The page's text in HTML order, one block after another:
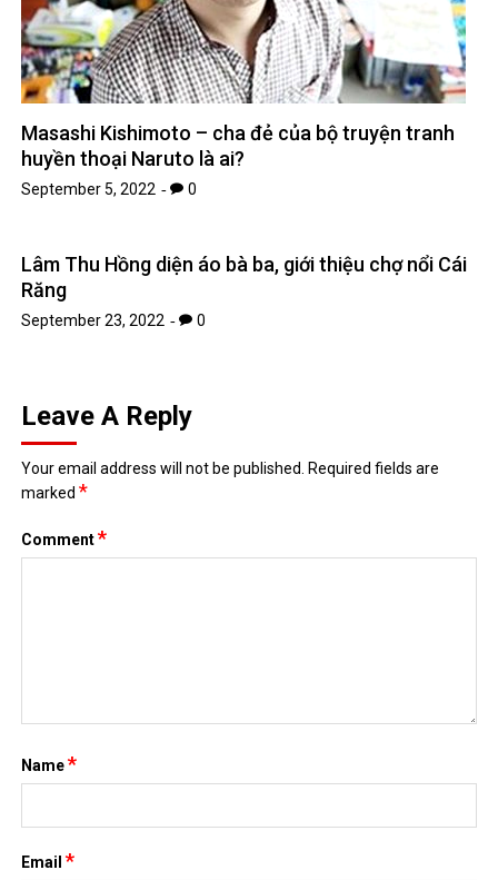
Masashi Kishimoto – cha đẻ của bộ truyện tranh
huyền thoại Naruto là ai?
September 5, 2022 0
Lâm Thu Hồng diện áo bà ba, giới thiệu chợ nổi Cái
Răng
September 23, 2022 0
Leave A Reply
Your email address will not be published.
Required fields are
marked*
Comment*
Name*
Email*